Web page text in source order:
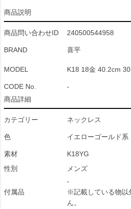
商品説明
商品問い合わせID 240500544958
BRAND 喜平
MODEL K18 18金 40.2cm
CODE No.
-
商品詳細
カテゴリー ネックレス
色 イエローゴールド系
素材
K18YG
性別
メンズ
付属品
-
※記載している物以
ん。